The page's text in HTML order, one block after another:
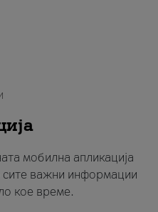
мобилна апликација
сите важни информации
кое време.